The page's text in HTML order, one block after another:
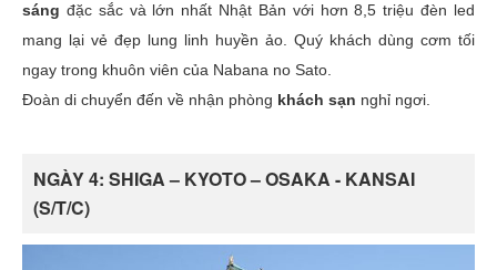
sáng đặc sắc và lớn nhất Nhật Bản với hơn 8,5 triệu đèn led
mang lại vẻ đẹp lung linh huyền ảo. Quý khách dùng cơm tối
ngay trong khuôn viên của Nabana no Sato.
Đoàn di chuyển đến về nhận phòng khách sạn nghỉ ngơi.
NGÀY 4: SHIGA – KYOTO – OSAKA - KANSAI
(S/T/C)